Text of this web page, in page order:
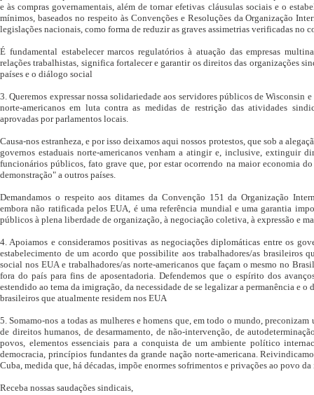
e às compras governamentais, além de tornar efetivas cláusulas sociais e o
mínimos, baseados no respeito às Convenções e Resoluções da Organização
legislações nacionais, como forma de reduzir as graves assimetrias verificadas no
É fundamental estabelecer marcos regulatórios à atuação das empresas
relações trabalhistas, significa fortalecer e garantir os direitos das organizações
países e o diálogo social
3. Queremos expressar nossa solidariedade aos servidores públicos de Wisconsin
norte-americanos em luta contra as medidas de restrição das atividades
aprovadas por parlamentos locais.
Causa-nos estranheza, e por isso deixamos aqui nossos protestos, que sob a
governos estaduais norte-americanos venham a atingir e, inclusive, extinguir
funcionários públicos, fato grave que, por estar ocorrendo na maior economia
demonstração" a outros países.
Demandamos o respeito aos ditames da Convenção 151 da Organização
embora não ratificada pelos EUA, é uma referência mundial e uma garantia
públicos à plena liberdade de organização, à negociação coletiva, à expressão e
4. Apoiamos e consideramos positivas as negociações diplomáticas entre os
estabelecimento de um acordo que possibilite aos trabalhadores/as brasileiros
social nos EUA e trabalhadores/as norte-americanos que façam o mesmo no
fora do país para fins de aposentadoria. Defendemos que o espírito dos
estendido ao tema da imigração, da necessidade de se legalizar a permanência e
brasileiros que atualmente residem nos EUA
5. Somamo-nos a todas as mulheres e homens que, em todo o mundo,
de direitos humanos, de desarmamento, de não-intervenção, de
povos, elementos essenciais para a conquista de um ambiente político
democracia, princípios fundantes da grande nação norte-americana.
Cuba, medida que, há décadas, impõe enormes sofrimentos e privações ao povo
Receba nossas saudações sindicais,